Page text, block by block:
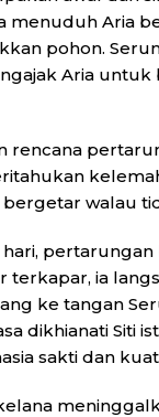
menuduh Aria
pohon.
Aria untuk
rencana
walau
terkapar, ia
ke tangan
dikhianati Siti
sakti dan